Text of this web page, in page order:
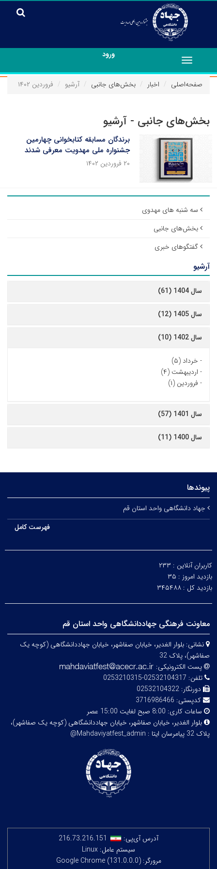
ورود
Toggle
navigation
صفحه‌اصلی
اخبار بخش‌های جانبی آرشیو فروردین ۱۴۰۲
بخش‌های جانبی - آرشیو
برندگان مسابقه کتابخوانی چهارمین
جشنواره ملی مهدویت معرفی شدند
۲۰ فروردین ۱۴۰۲
سه شنبه های مهدوی
بخش‌های جانبی
گفتگوهای خبری
آرشیو
سال 1404 (61)
سال 1405 (12)
سال 1402 (10)
- خرداد (۵)
- اردیبهشت (۴)
- فروردین (۱)
سال 1401 (57)
سال 1400 (11)
پیوندها
جهاد دانشگاهی واحد استان قم
فهرست کامل
کاربران آنلاین : ۲۳۳
بازدید امروز : ۳۵
بازدید کل : ۳۴۵۴۸۸
معاونت فرهنگی جهاددانشگاهی واحد استان قم
نشانی: بلوار الغدیر، خیابان صفاشهر، خیابان جهاددانشگاهی (کوچه یک
صفاشهر)، پلاک 32
پست الکترونیکی:
تلفن: 02532104317-0253210315
دورنگار: 02532104322
کدپستی: 3716986466
ساعات کاری: 8:00 صبح لغایت 15:00 عصر
بلوار الغدیر، خیابان صفاشهر، خیابان جهاددانشگاهی (کوچه یک صفاشهر)،
پلاک 32
پیامرسان ایتا : Mahdaviyatfest_admin@
آدرس آی‌پی:
216.73.216.151
سیستم عامل: Linux
مرورگر: Google Chrome (131.0.0.0)